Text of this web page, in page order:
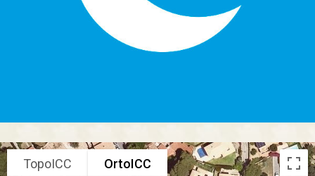
TopoICC OrtoICC